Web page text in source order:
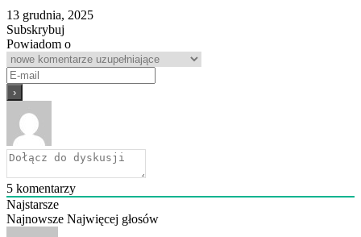
13 grudnia, 2025
Subskrybuj
Powiadom o
5 komentarzy
Najstarsze
Najnowsze Najwięcej głosów